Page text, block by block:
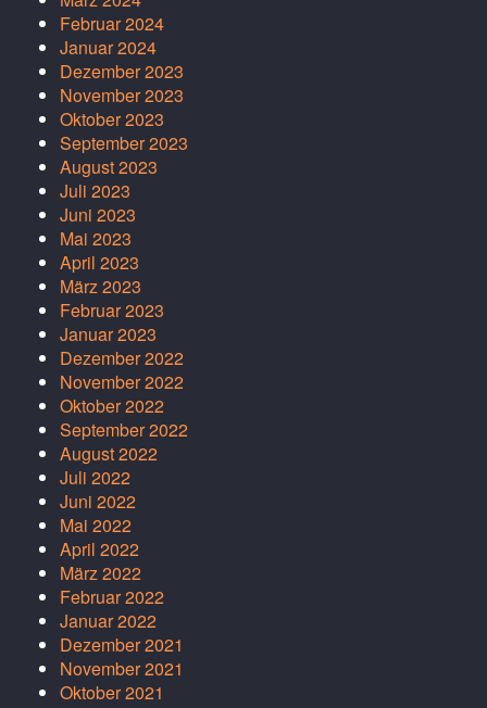
Februar 2024
Januar 2024
Dezember 2023
November 2023
Oktober 2023
September 2023
August 2023
Juli 2023
Juni 2023
Mai 2023
April 2023
März 2023
Februar 2023
Januar 2023
Dezember 2022
November 2022
Oktober 2022
September 2022
August 2022
Juli 2022
Juni 2022
Mai 2022
April 2022
März 2022
Februar 2022
Januar 2022
Dezember 2021
November 2021
Oktober 2021